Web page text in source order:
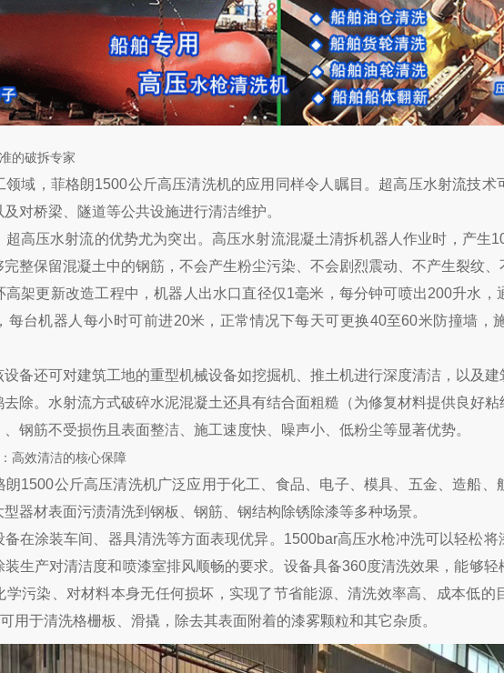
的破拆专家
领域，菲格朗1500公斤高压清洗机的应用同样令人瞩目。超高压水射流技术
对桥梁、隧道等公共设施进行清洁维护。
超高压水射流的优势尤为突出。高压水射流混凝土清拆机器人作业时，产生
整保留混凝土中的钢筋，不会产生粉尘污染、不会剧烈震动、不产生裂纹
高架更新改造工程中，机器人出水口直径仅1毫米，每分钟可喷出200升水，
每台机器人每小时可前进20米，正常情况下每天可更换40至60米防撞墙，
备还可对建筑工地的重型机械设备如挖掘机、推土机进行深度清洁，以及
除。水射流方式破碎水泥混凝土还具有结合面粗糙（为修复材料提供良好
钢筋不受损伤且表面整洁、施工速度快、噪声小、低粉尘等显著优势。
高效清洁的核心保障
1500公斤高压清洗机广泛应用于化工、食品、电子、模具、五金、造船、
器材表面污渍清洗到钢板、钢筋、钢结构除锈除漆等多种场景。
在涂装车间、器具清洗等方面表现优异。1500bar高压水枪冲洗可以轻松
生产对清洁度和喷漆室排风顺畅的要求。设备具备360度清洗效果，能够
学污染、对材料本身无任何损坏，实现了节省能源、清洗效率高、成本低的
用于清洗格栅板、滑撬，除去其表面附着的漆雾颗粒和其它杂质。